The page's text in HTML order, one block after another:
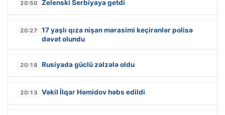
20:50 Zelenski Serbiyaya getdi
20:27
17 yaşlı qıza nişan mərasimi keçirənlər polisə
dəvət olundu
20:18 Rusiyada güclü zəlzələ oldu
20:13 Vəkil İlqar Həmidov həbs edildi